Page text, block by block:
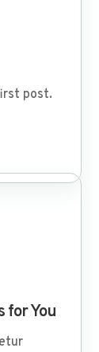
post.
for You